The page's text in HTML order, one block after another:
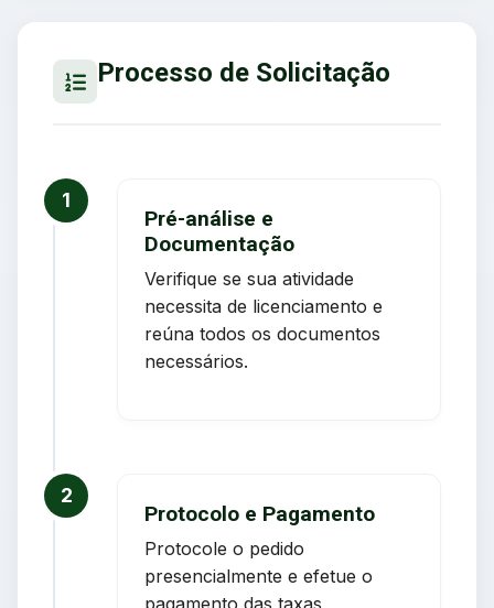
Processo de Solicitação
1
Pré-análise e
Documentação
Verifique se sua atividade
necessita de licenciamento e
reúna todos os documentos
necessários.
2
Protocolo e Pagamento
Protocole o pedido
presencialmente e efetue o